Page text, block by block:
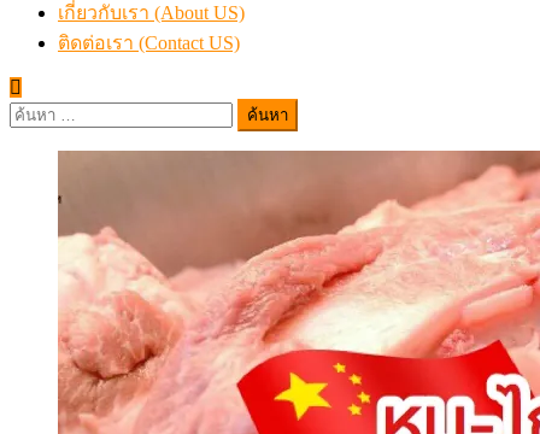
เกี่ยวกับเรา (About US)
ติดต่อเรา (Contact US)
ค้นหา